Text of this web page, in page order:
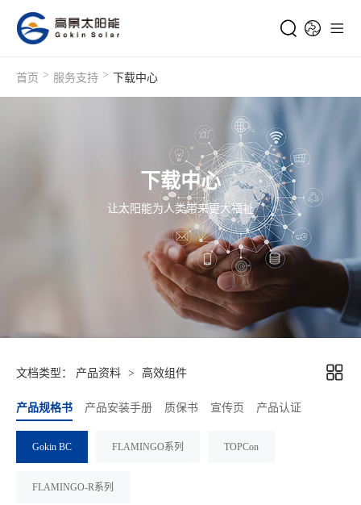
首页 > 服务支持 > 下载中心
下载中心
让太阳能为人类带来更大福祉
文档类型： 产品资料 > 高效组件
产品规格书 产品安装手册 质保书 宣传页 产品认证
Gokin BC FLAMINGO系列 TOPCon
FLAMINGO-R系列